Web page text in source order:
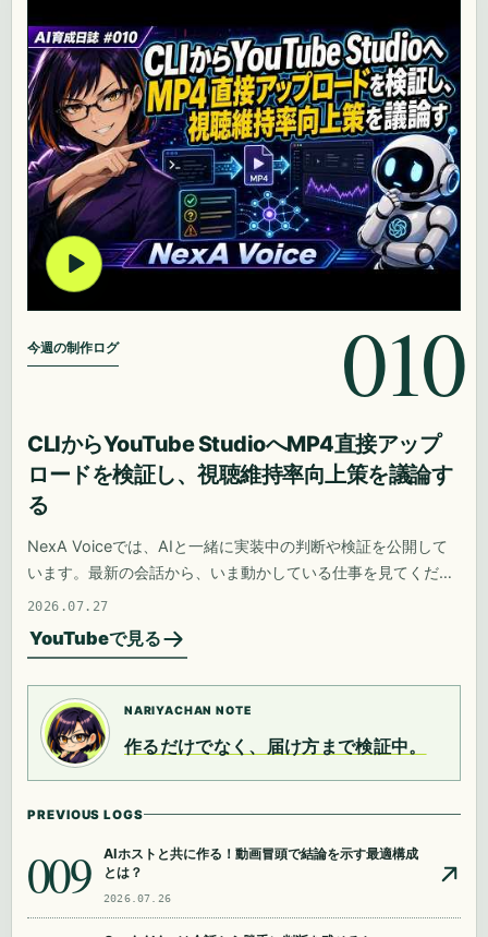
今週の制作ログ 010
CLIからYouTube StudioへMP4直接アップ
ロードを検証し、視聴維持率向上策を議論す
る
NexA Voiceでは、AIと一緒に実装中の判断や検証を公開して
います。最新の会話から、いま動かしている仕事を見てくださ
い。
2026.07.27
YouTubeで見る
NARIYACHAN NOTE
作るだけでなく、届け方まで検証中。
PREVIOUS LOGS
009
AIホストと共に作る！動画冒頭で結論を示す最適構成
とは？
2026.07.26